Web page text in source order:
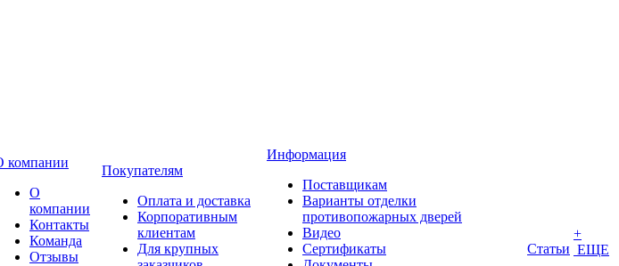
компании
О
компании
Контакты
Команда
Отзывы
Покупателям
Оплата и доставка
Корпоративным
клиентам
Для крупных
Информация
Поставщикам
Варианты отделки
противопожарных дверей
Видео
Сертификаты
Статьи
+
ЕЩЕ